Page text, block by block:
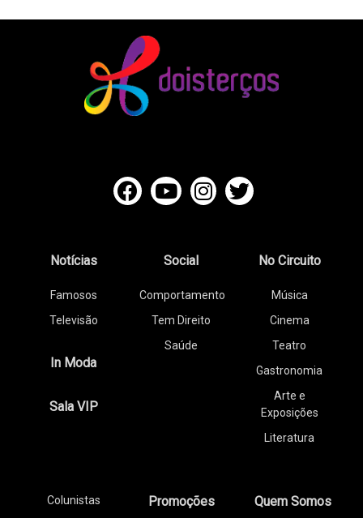
Notícias
Famosos
Televisão
In Moda
Sala VIP
Social
Comportamento
Tem Direito
Saúde
No Circuito
Música
Cinema
Teatro
Gastronomia
Arte e
Exposições
Literatura
Colunistas Promoções Quem Somos